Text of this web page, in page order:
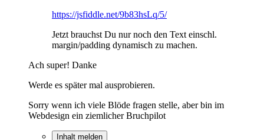
https://jsfiddle.net/9b83hsLq/5/
Jetzt brauchst Du nur noch den Text einschl.
margin/padding dynamisch zu machen.
Ach super! Danke
Werde es später mal ausprobieren.
Sorry wenn ich viele Blöde fragen stelle, aber bin im
Webdesign ein ziemlicher Bruchpilot
Inhalt melden